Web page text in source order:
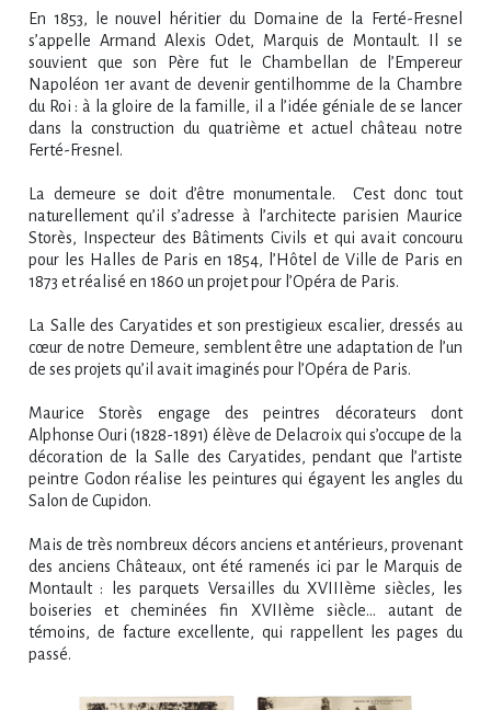
En 1853, le nouvel héritier du Domaine de la Ferté-Fresnel
s’appelle Armand Alexis Odet, Marquis de Montault. Il se
souvient que son Père fut le Chambellan de l’Empereur
Napoléon 1er avant de devenir gentilhomme de la Chambre
du Roi : à la gloire de la famille, il a l’idée géniale de se lancer
dans la construction du quatrième et actuel château notre
Ferté-Fresnel.
La demeure se doit d’être monumentale. C’est donc tout
naturellement qu’il s’adresse à l’architecte parisien Maurice
Storès, Inspecteur des Bâtiments Civils et qui avait concouru
pour les Halles de Paris en 1854, l’Hôtel de Ville de Paris en
1873 et réalisé en 1860 un projet pour l’Opéra de Paris.
La Salle des Caryatides et son prestigieux escalier, dressés au
cœur de notre Demeure, semblent être une adaptation de l’un
de ses projets qu’il avait imaginés pour l’Opéra de Paris.
Maurice Storès engage des peintres décorateurs dont
Alphonse Ouri (1828-1891) élève de Delacroix qui s’occupe de la
décoration de la Salle des Caryatides, pendant que l’artiste
peintre Godon réalise les peintures qui égayent les angles du
Salon de Cupidon.
Mais de très nombreux décors anciens et antérieurs, provenant
des anciens Châteaux, ont été ramenés ici par le Marquis de
Montault : les parquets Versailles du XVIIIème siècles, les
boiseries et cheminées fin XVIIème siècle… autant de
témoins, de facture excellente, qui rappellent les pages du
passé.